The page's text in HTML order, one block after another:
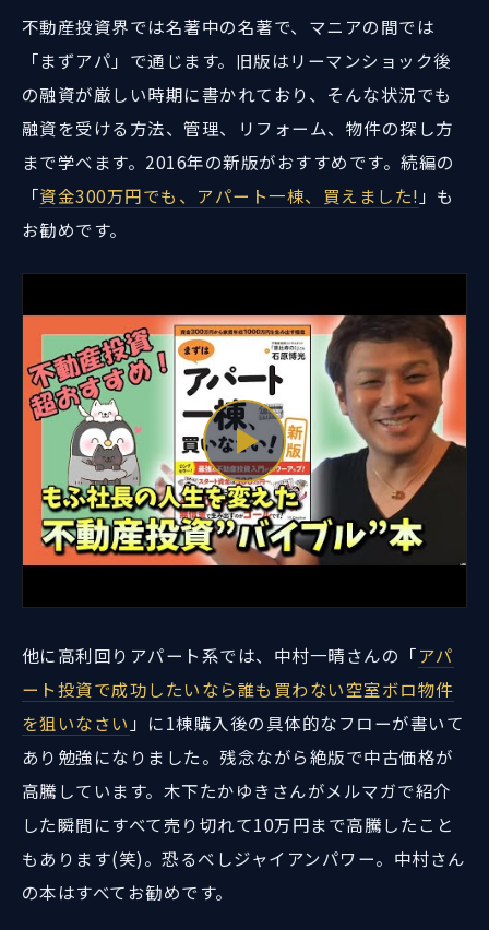
不動産投資界では名著中の名著で、マニアの間では
「まずアパ」で通じます。旧版はリーマンショック後
の融資が厳しい時期に書かれており、そんな状況でも
融資を受ける方法、管理、リフォーム、物件の探し方
まで学べます。2016年の新版がおすすめです。続編の
「資金300万円でも、アパート一棟、買えました! 」も
お勧めです。
他に高利回りアパート系では、中村一晴さんの「アパ
ート投資で成功したいなら誰も買わない空室ボロ物件
を狙いなさい 」に1棟購入後の具体的なフローが書いて
あり勉強になりました。残念ながら絶版で中古価格が
高騰しています。木下たかゆきさんがメルマガで紹介
した瞬間にすべて売り切れて10万円まで高騰したこと
もあります(笑)。恐るべしジャイアンパワー。中村さん
の本はすべてお勧めです。